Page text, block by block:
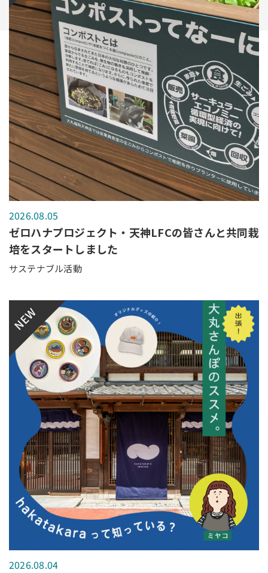
2026.08.05
ゼロハナプロジェクト・天神LFCの皆さんと共同栽
培をスタートしました
サステナブル活動
NEW
2026.08.04